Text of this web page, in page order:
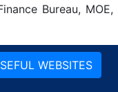
Bureau, MOE,
WEBSITES